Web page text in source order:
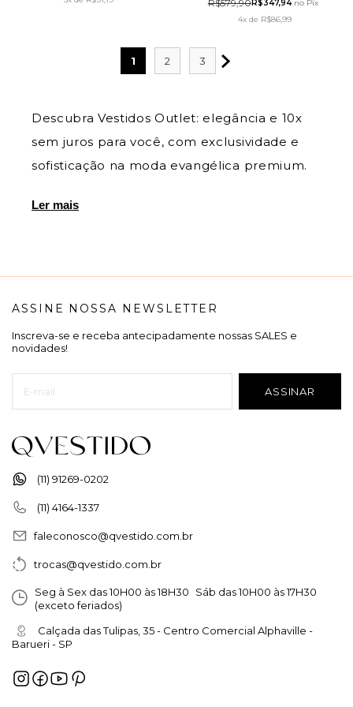
LEKAZIS
OFF WHITE - LEKAZIS
R$579,90R$347,94 no Pix
4xde R$86,99
1 2 3
Descubra Vestidos Outlet: elegância e 10x
sem juros para você, com exclusividade e
sofisticação na moda evangélica premium.
Ler mais
(11) 91269-0202
(11) 4164-1337
faleconosco@qvestido.com.br
trocas@qvestido.com.br
Seg à Sex das 10H00 às 18H30 Sáb das 10H00 às 17H30
(exceto feriados)
Calçada das Tulipas, 35 - Centro Comercial Alphaville -
Barueri - SP
ASSINE NOSSA NEWSLETTER
Inscreva-se e receba antecipadamente nossas SALES e
novidades!